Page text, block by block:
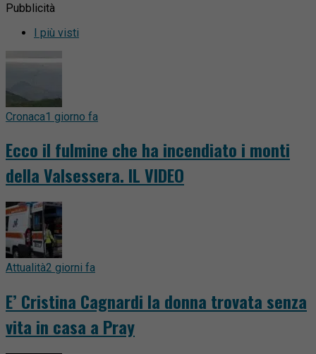
Pubblicità
I più visti
Cronaca1 giorno fa
Ecco il fulmine che ha incendiato i monti
della Valsessera. IL VIDEO
Attualità2 giorni fa
E’ Cristina Cagnardi la donna trovata senza
vita in casa a Pray